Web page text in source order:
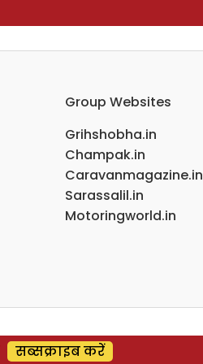
Group Websites
Grihshobha.in
Champak.in
Caravanmagazine.in
Sarassalil.in
Motoringworld.in
सब्सक्राइब करें